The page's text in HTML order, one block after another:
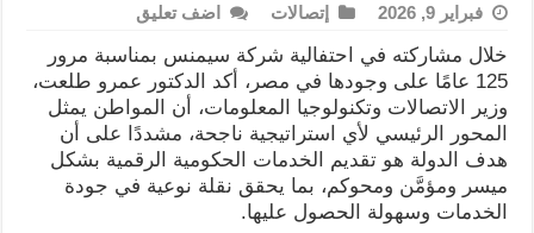
فبراير 9, 2026 إتصالات اضف تعليق
خلال مشاركته في احتفالية شركة سيمنس بمناسبة مرور
125 عامًا على وجودها في مصر، أكد الدكتور عمرو طلعت،
وزير الاتصالات وتكنولوجيا المعلومات، أن المواطن يمثل
المحور الرئيسي لأي استراتيجية ناجحة، مشددًا على أن
هدف الدولة هو تقديم الخدمات الحكومية الرقمية بشكل
ميسر ومؤمَّن ومحوكم، بما يحقق نقلة نوعية في جودة
الخدمات وسهولة الحصول عليها.